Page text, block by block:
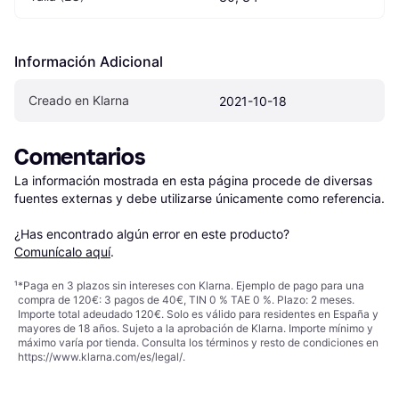
Información Adicional
Creado en Klarna 2021-10-18
Comentarios
La información mostrada en esta página procede de diversas
fuentes externas y debe utilizarse únicamente como referencia.
¿Has encontrado algún error en este producto?
Comunícalo aquí.
¹*Paga en 3 plazos sin intereses con Klarna. Ejemplo de pago para una
compra de 120€: 3 pagos de 40€, TIN 0 % TAE 0 %. Plazo: 2 meses.
Importe total adeudado 120€. Solo es válido para residentes en España y
mayores de 18 años. Sujeto a la aprobación de Klarna. Importe mínimo y
máximo varía por tienda. Consulta los términos y resto de condiciones en
https://www.klarna.com/es/legal/.